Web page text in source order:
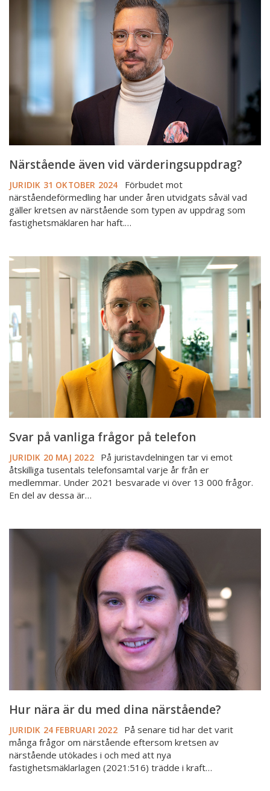
värderingsuppdrag?
Närstående även vid värderingsuppdrag?
JURIDIK 31 OKTOBER 2024
Förbudet mot
närståendeförmedling har under åren utvidgats såväl vad
gäller kretsen av närstående som typen av uppdrag som
fastighetsmäklaren har haft.…
Svar
vanliga
frågor
på
telefon
Svar på vanliga frågor på telefon
JURIDIK 20 MAJ 2022
På juristavdelningen tar vi emot
åtskilliga tusentals telefonsamtal varje år från er
medlemmar. Under 2021 besvarade vi över 13 000 frågor.
En del av dessa är…
Hur
Hur nära är du med dina närstående?
JURIDIK 24 FEBRUARI 2022
På senare tid har det varit
många frågor om närstående eftersom kretsen av
närstående utökades i och med att nya
fastighetsmäklarlagen (2021:516) trädde i kraft…